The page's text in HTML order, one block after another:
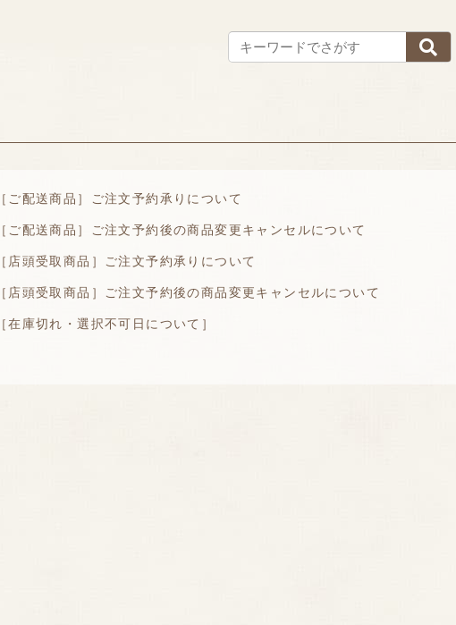
［ご配送商品］ご注文予約承りについて
［ご配送商品］ご注文予約後の商品変更キャンセルについて
［店頭受取商品］ご注文予約承りについて
［店頭受取商品］ご注文予約後の商品変更キャンセルについて
［在庫切れ・選択不可日について］